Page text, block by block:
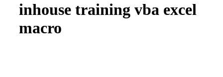
inhouse training vba excel
macro